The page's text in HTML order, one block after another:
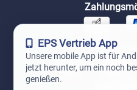
Unsere
EPS Vertrieb App
Unsere mobile App ist für
jetzt herunter, um ein noch
genießen.